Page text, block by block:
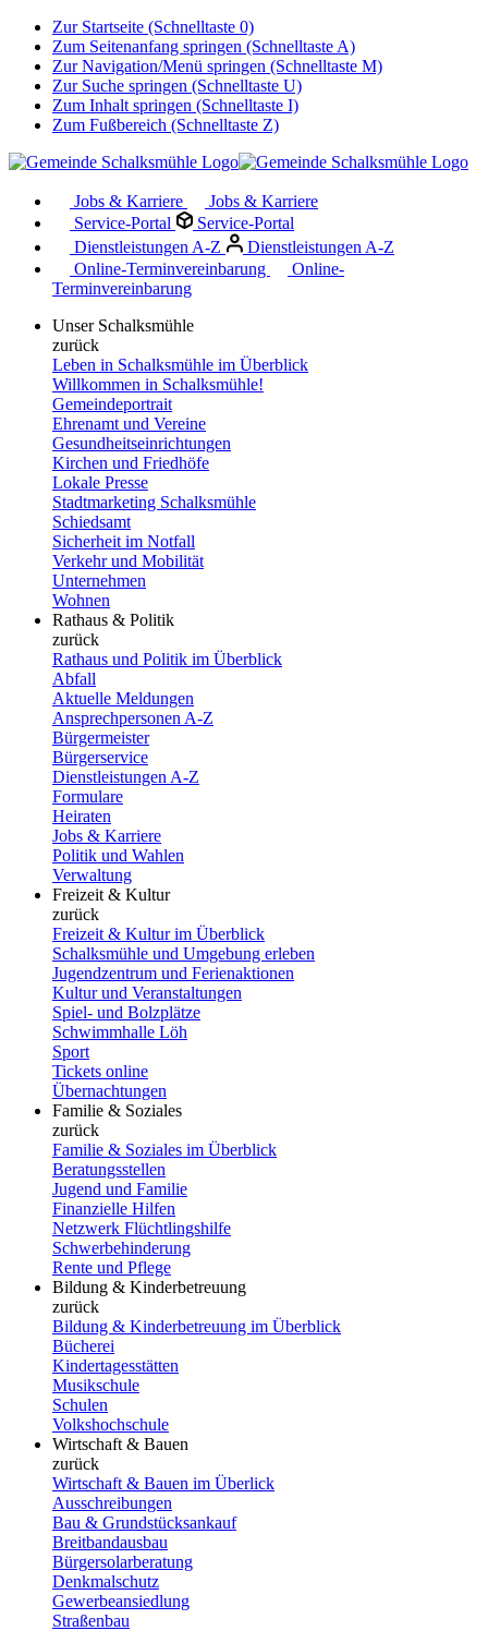
Zur Startseite (Schnelltaste 0)
Zum Seitenanfang springen (Schnelltaste A)
Zur Navigation/Menü springen (Schnelltaste M)
Zur Suche springen (Schnelltaste U)
Zum Inhalt springen (Schnelltaste I)
Zum Fußbereich (Schnelltaste Z)
Jobs & Karriere
Jobs & Karriere
Service-Portal
Service-Portal
Dienstleistungen A-Z
Dienstleistungen A-Z
Online-Terminvereinbarung
Online-
Terminvereinbarung
Unser Schalksmühle
zurück
Leben in Schalksmühle im Überblick
Willkommen in Schalksmühle!
Gemeindeportrait
Ehrenamt und Vereine
Gesundheitseinrichtungen
Kirchen und Friedhöfe
Lokale Presse
Stadtmarketing Schalksmühle
Schiedsamt
Sicherheit im Notfall
Verkehr und Mobilität
Unternehmen
Wohnen
Rathaus & Politik
zurück
Rathaus und Politik im Überblick
Abfall
Aktuelle Meldungen
Ansprechpersonen A-Z
Bürgermeister
Bürgerservice
Dienstleistungen A-Z
Formulare
Heiraten
Jobs & Karriere
Politik und Wahlen
Verwaltung
Freizeit & Kultur
zurück
Freizeit & Kultur im Überblick
Schalksmühle und Umgebung erleben
Jugendzentrum und Ferienaktionen
Kultur und Veranstaltungen
Spiel- und Bolzplätze
Schwimmhalle Löh
Sport
Tickets online
Übernachtungen
Familie & Soziales
zurück
Familie & Soziales im Überblick
Beratungsstellen
Jugend und Familie
Finanzielle Hilfen
Netzwerk Flüchtlingshilfe
Schwerbehinderung
Rente und Pflege
Bildung & Kinderbetreuung
zurück
Bildung & Kinderbetreuung im Überblick
Bücherei
Kindertagesstätten
Musikschule
Schulen
Volkshochschule
Wirtschaft & Bauen
zurück
Wirtschaft & Bauen im Überlick
Ausschreibungen
Bau & Grundstücksankauf
Breitbandausbau
Bürgersolarberatung
Denkmalschutz
Gewerbeansiedlung
Straßenbau